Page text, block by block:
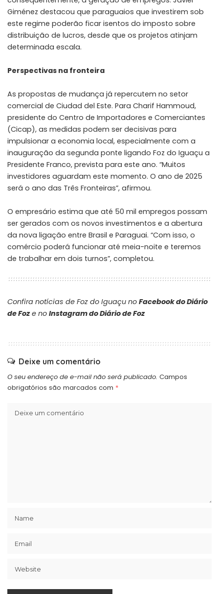
Giménez destacou que paraguaios que investirem sob
este regime poderão ficar isentos do imposto sobre
distribuição de lucros, desde que os projetos atinjam
determinada escala.
Perspectivas na fronteira
As propostas de mudança já repercutem no setor
comercial de Ciudad del Este. Para Charif Hammoud,
presidente do Centro de Importadores e Comerciantes
(Cicap), as medidas podem ser decisivas para
impulsionar a economia local, especialmente com a
inauguração da segunda ponte ligando Foz do Iguaçu a
Presidente Franco, prevista para este ano. “Muitos
investidores aguardam este momento. O ano de 2025
será o ano das Três Fronteiras”, afirmou.
O empresário estima que até 50 mil empregos possam
ser gerados com os novos investimentos e a abertura
da nova ligação entre Brasil e Paraguai. “Com isso, o
comércio poderá funcionar até meia-noite e teremos
de trabalhar em dois turnos”, completou.
Confira notícias de Foz do Iguaçu no Facebook do Diário
de Foze no Instagram do Diário de Foz
Deixe um comentário
O seu endereço de e-mail não será publicado. Campos
obrigatórios são marcados com *